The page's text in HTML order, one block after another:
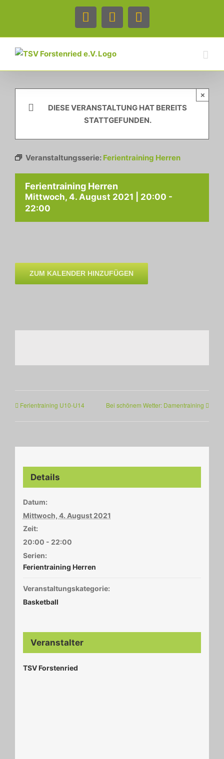
FacebookInstagram
Telefon
DIESE VERANSTALTUNG HAT BEREITS
STATTGEFUNDEN.
×
Veranstaltungsserie: Ferientraining Herren
Ferientraining Herren
Mittwoch, 4. August 2021 | 20:00 -
22:00
ZUM KALENDER HINZUFÜGEN
Ferientraining U10-U14 Bei schönem Wetter: Damentraining
Details
Datum:
Mittwoch, 4. August 2021
Zeit:
20:00 - 22:00
Serien:
Ferientraining Herren
Veranstaltungskategorie:
Basketball
Veranstalter
TSV Forstenried